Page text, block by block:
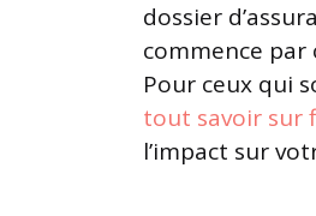
dossier
commence
Pour ceux qui
tout savoir sur
l’impact sur